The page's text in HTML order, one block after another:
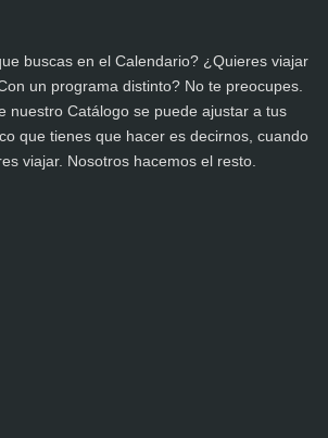
buscas en el Calendario? ¿Quieres viajar
un programa distinto? No te preocupes.
nuestro Catálogo se puede ajustar a tus
que tienes que hacer es decirnos, cuando
viajar. Nosotros hacemos el resto.